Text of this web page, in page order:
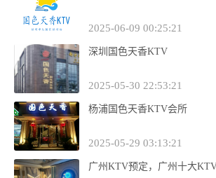
2025-06-09 00:25:21
深圳国色天香KTV
2025-05-30 22:53:21
杨浦国色天香KTV会所
2025-05-29 03:13:21
广州KTV预定，广州十大